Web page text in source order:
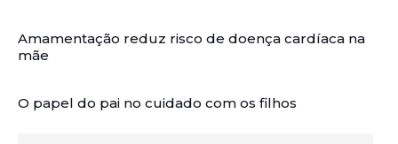
Amamentação reduz risco de doença cardíaca na
mãe
O papel do pai no cuidado com os filhos